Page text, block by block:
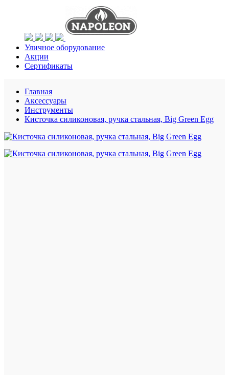
Уличное оборудование
Акции
Сертификаты
Главная
Аксессуары
Инструменты
Кисточка силиконовая, ручка стальная, Big Green Egg